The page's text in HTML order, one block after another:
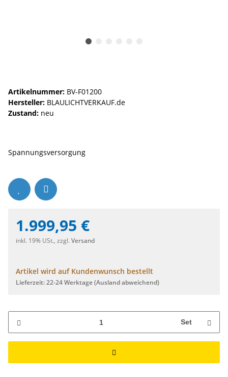
Artikelnummer: BV-F01200
Hersteller: BLAULICHTVERKAUF.de
Zustand: neu
Spannungsversorgung
1.999,95 €
inkl. 19% USt., zzgl. Versand
Artikel wird auf Kundenwunsch bestellt
Lieferzeit:22-24 Werktage(Ausland abweichend)
Set